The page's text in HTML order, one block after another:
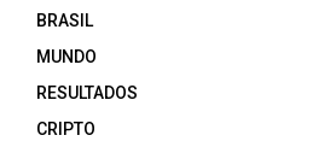
BRASIL
MUNDO
RESULTADOS
CRIPTO